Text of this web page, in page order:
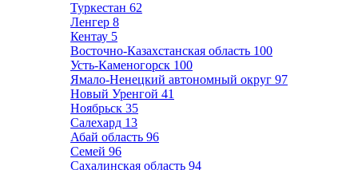
Туркестан 62
Ленгер 8
Кентау 5
Восточно-Казахстанская область 100
Усть-Каменогорск 100
Ямало-Ненецкий автономный округ 97
Новый Уренгой 41
Ноябрьск 35
Салехард 13
Абай область 96
Семей 96
Сахалинская область 94